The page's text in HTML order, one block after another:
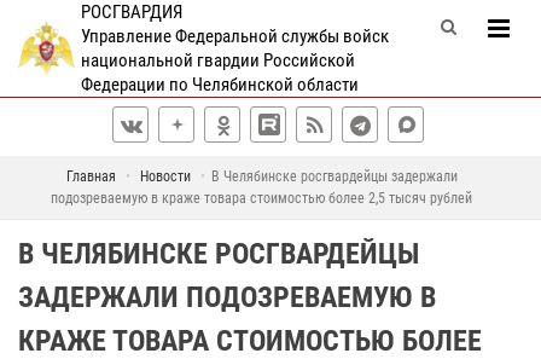
РОСГВАРДИЯ
Управление Федеральной службы войск
национальной гвардии Российской
Федерации по Челябинской области
Главная Новости
В Челябинске росгвардейцы задержали
подозреваемую в краже товара стоимостью более 2,5 тысяч рублей
В ЧЕЛЯБИНСКЕ РОСГВАРДЕЙЦЫ
ЗАДЕРЖАЛИ ПОДОЗРЕВАЕМУЮ В
КРАЖЕ ТОВАРА СТОИМОСТЬЮ БОЛЕЕ